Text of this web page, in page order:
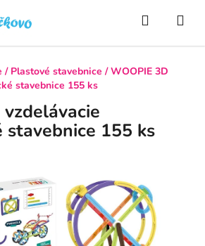
Hľadať
/ Plastové stavebnice / WOOPIE 3D
stavebnice 155 ks
stavebnice 155 ks